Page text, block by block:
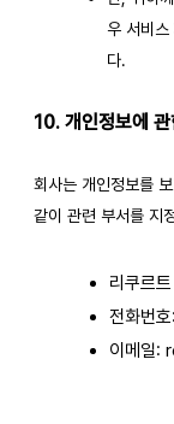
우 서비스
다.
10. 개인정보에
회사는 개인정보를
같이 관련 부서를 지
리쿠르
전화번
이메일: